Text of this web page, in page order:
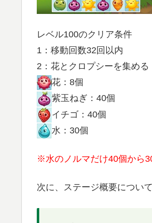
レベル100のクリア条件
1：移動回数32回以内
2：花とクロプシーを集める
花：8個
紫玉ねぎ：40個
イチゴ：40個
水：30個
※水のノルマだけ40個から
次に、ステージ概要について